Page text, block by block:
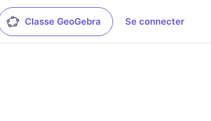
Classe GeoGebra Se connecter